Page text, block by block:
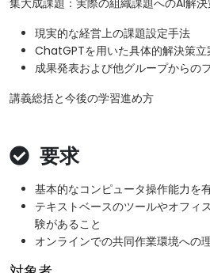
集大成課題：実際の組織課題へのAI解
現実的な経営上の課題設定手法
ChatGPTを用いた具体的解決策
成果発表および他グループからの
講義総括と今後の学習進め方
要求
基本的なコンピュータ操作能力を
テキストベースのツールやオフィ
験があること
オンラインでの共同作業環境への